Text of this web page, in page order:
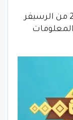
يتم الحصول على قناة الصعايدة 2022 من الرسيفر